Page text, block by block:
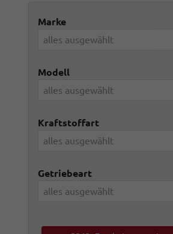
Marke
alles ausgewählt
Modell
alles ausgewählt
Kraftstoffart
alles ausgewählt
Getriebeart
alles ausgewählt